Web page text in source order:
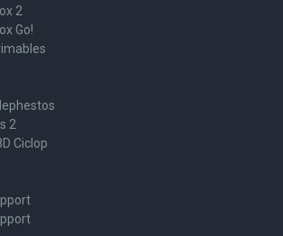
2
Go!
2
Ciclop